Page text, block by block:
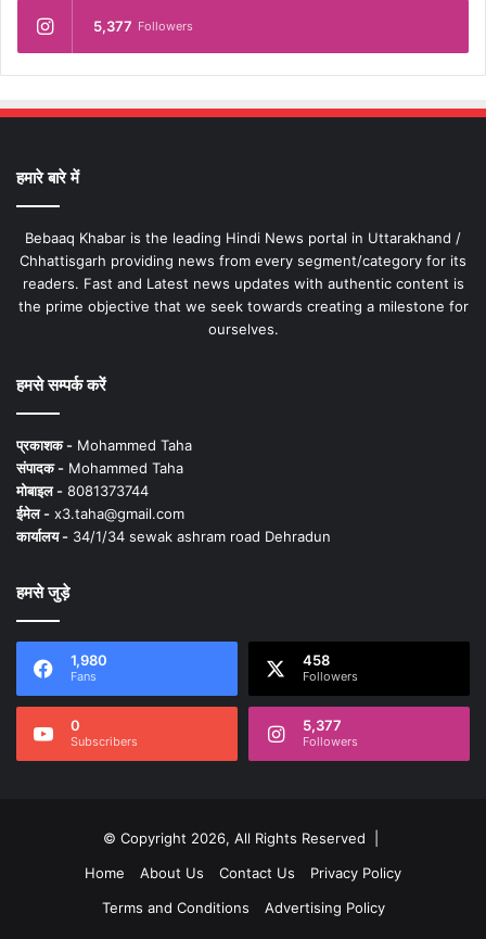
5,377 Followers
हमारे बारे में
Bebaaq Khabar is the leading Hindi News portal in Uttarakhand /
Chhattisgarh providing news from every segment/category for its
readers. Fast and Latest news updates with authentic content is
the prime objective that we seek towards creating a milestone for
ourselves.
हमसे सम्पर्क करें
प्रकाशक - Mohammed Taha
संपादक - Mohammed Taha
मोबाइल - 8081373744
ईमेल - x3.taha@gmail.com
कार्यालय - 34/1/34 sewak ashram road Dehradun
हमसे जुड़े
1,980
Fans
458
Followers
0
Subscribers
5,377
Followers
© Copyright 2026, All Rights Reserved |
Home
About Us Contact Us
Privacy Policy
Terms and Conditions
Advertising Policy